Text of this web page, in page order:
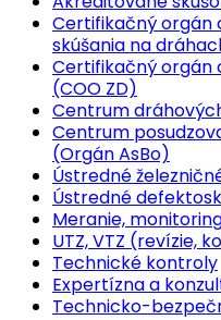
Certifikačný orgán
skúšania na
Certifikačný orgán
(COO ZD)
Centrum
Centrum
(Orgán AsBo)
Ústredné
Ústredné
Meranie,
UTZ, VTZ (revízie,
Technické kontroly
Expertízna a
Technicko-